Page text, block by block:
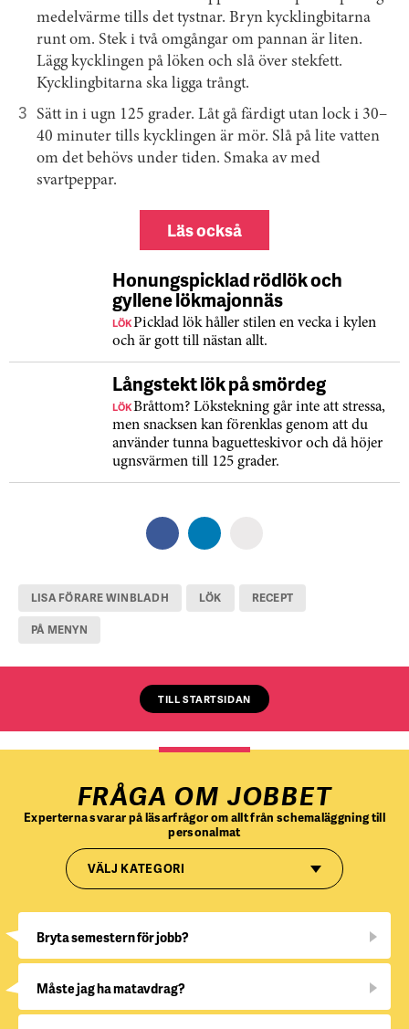
medelvärme tills det tystnar. Bryn kycklingbitarna
runt om. Stek i två omgångar om pannan är liten.
Lägg kycklingen på löken och slå över stekfett.
Kycklingbitarna ska ligga trångt.
Sätt in i ugn 125 grader. Låt gå färdigt utan lock i 30–
40 minuter tills kycklingen är mör. Slå på lite ­vatten
om det behövs under tiden. Smaka av med
svartpeppar.
Läs också
Honungspicklad rödlök och
gyllene lökmajonnäs
LÖKPicklad lök håller stilen en vecka i kylen
och är gott till nästan allt.
Långstekt lök på smördeg
LÖKBråttom? Lökstekning går inte att stressa,
men snacksen kan förenklas genom att du
använder tunna baguetteskivor och då höjer
ugnsvärmen till 125 grader.
LISA FÖRARE WINBLADH LÖK RECEPT
PÅ MENYN
TILL STARTSIDAN
FRÅGA OM JOBBET
Experterna svarar på läsarfrågor om allt från schemaläggning till
personalmat
VÄLJ KATEGORI
Bryta semestern för jobb?
Måste jag ha matavdrag?